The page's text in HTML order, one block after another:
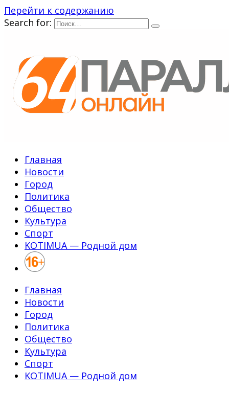
Перейти к содержанию
Search for:
Главная
Новости
Город
Политика
Общество
Культура
Спорт
KOTIMUA — Родной дом
Главная
Новости
Город
Политика
Общество
Культура
Спорт
KOTIMUA — Родной дом